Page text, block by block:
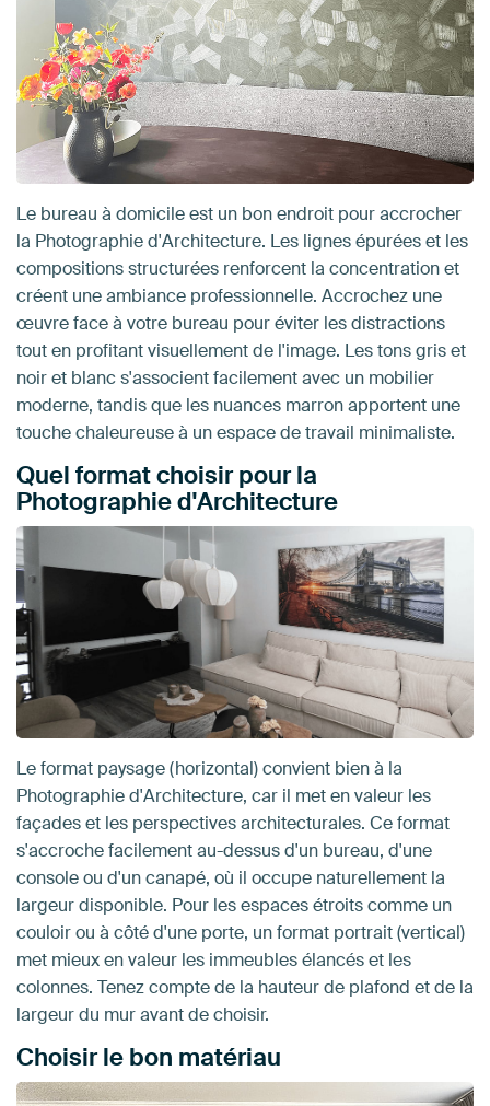
Le bureau à domicile est un bon endroit pour accrocher
la Photographie d'Architecture. Les lignes épurées et les
compositions structurées renforcent la concentration et
créent une ambiance professionnelle. Accrochez une
œuvre face à votre bureau pour éviter les distractions
tout en profitant visuellement de l'image. Les tons gris et
noir et blanc s'associent facilement avec un mobilier
moderne, tandis que les nuances marron apportent une
touche chaleureuse à un espace de travail minimaliste.
Quel format choisir pour la
Photographie d'Architecture
Le format paysage (horizontal) convient bien à la
Photographie d'Architecture, car il met en valeur les
façades et les perspectives architecturales. Ce format
s'accroche facilement au-dessus d'un bureau, d'une
console ou d'un canapé, où il occupe naturellement la
largeur disponible. Pour les espaces étroits comme un
couloir ou à côté d'une porte, un format portrait (vertical)
met mieux en valeur les immeubles élancés et les
colonnes. Tenez compte de la hauteur de plafond et de la
largeur du mur avant de choisir.
Choisir le bon matériau